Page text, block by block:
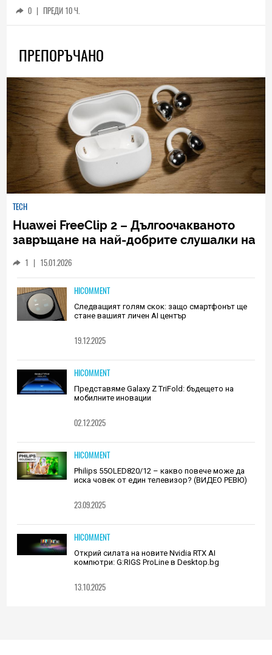
0 | ПРЕДИ 10 Ч.
ПРЕПОРЪЧАНО
TECH
Huawei FreeClip 2 – Дългоочакваното
завръщане на най-добрите слушалки на
1 | 15.01.2026
HICOMMENT
Следващият голям скок: защо смартфонът ще
стане вашият личен AI център
19.12.2025
HICOMMENT
Представяме Galaxy Z TriFold: бъдещето на
мобилните иновации
02.12.2025
HICOMMENT
Philips 55OLED820/12 – какво повече може да
иска човек от един телевизор? (ВИДЕО РЕВЮ)
23.09.2025
HICOMMENT
Открий силата на новите Nvidia RTX AI
компютри: G:RIGS ProLine в Desktop.bg
13.10.2025